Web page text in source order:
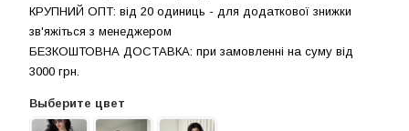
КРУПНИЙ ОПТ: від 20 одиниць - для додаткової знижки
зв'яжіться з менеджером
БЕЗКОШТОВНА ДОСТАВКА: при замовленні на суму вiд
3000 грн.
Выберите цвет